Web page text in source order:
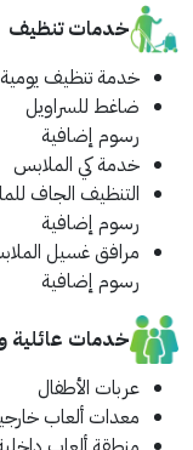
خدمات تنظيف
خدمة تنظيف يومية
ضاغط للسراويل
رسوم إضافية
خدمة كي الملابس
التنظيف الجاف
رسوم إضافية
مرافق غسيل
رسوم إضافية
خدمات عائلية
عربات الأطفال
معدات ألعاب